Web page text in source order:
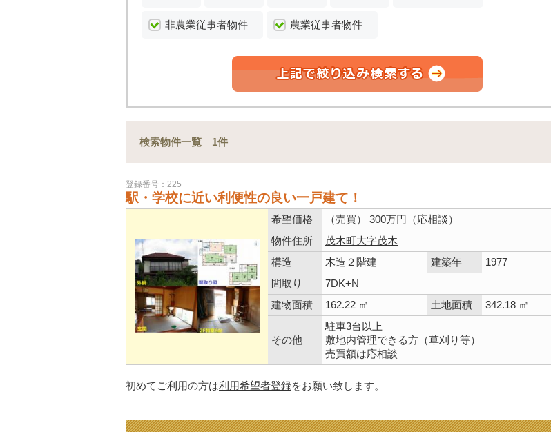
非農業従事者物件 農業従事者物件
検索物件一覧 1件
登録番号：225
駅・学校に近い利便性の良い一戸建て！
希望価格
（売買） 300万円（応相談）
物件住所
茂木町大字茂木
構造
木造２階建 建築年
1977
間取り
7DK+N
建物面積
162.22 ㎡ 土地面積 342.18 ㎡
その他
駐車3台以上
敷地内管理できる方（草刈り等）
売買額は応相談
初めてご利用の方は利用希望者登録をお願い致します。